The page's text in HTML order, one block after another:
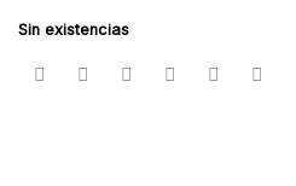
Sin existencias